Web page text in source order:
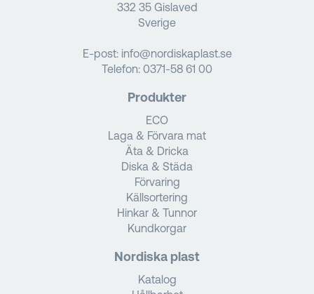
332 35 Gislaved
Sverige
E-post: info@nordiskaplast.se
Telefon: 0371-58 61 00
Produkter
ECO
Laga & Förvara mat
Äta & Dricka
Diska & Städa
Förvaring
Källsortering
Hinkar & Tunnor
Kundkorgar
Nordiska plast
Katalog